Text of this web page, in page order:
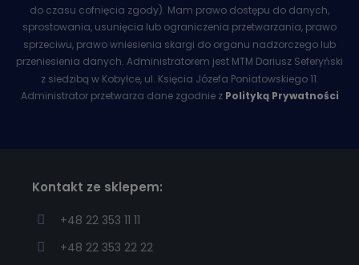
do czasu cofnięcia zgody). Mam prawo dostępu do danych,
sprostowania, usunięcia lub ograniczenia przetwarzania, prawo
sprzeciwu, prawo wniesienia skargi do organu nadzorczego lub
przeniesienia danych. Administratorem jest MTM Dariusz Seferyński
z siedzibą w Kobyłce, ul. Księcia Józefa Poniatowskiego 11.
Administrator przetwarza dane zgodnie z Polityką Prywatności
Kontakt ze sklepem:
+48 22 353 11 11
+48 22 353 22 22